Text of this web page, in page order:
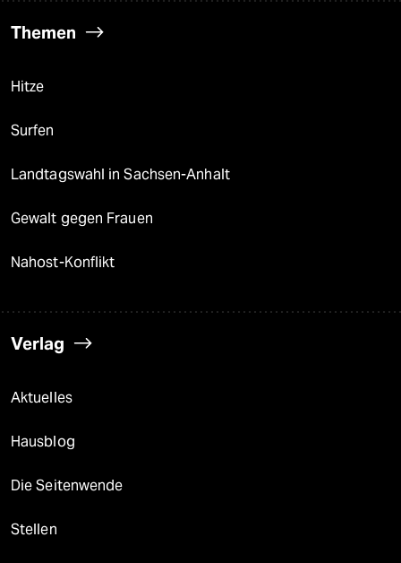
Themen
Hitze
Surfen
Landtagswahl in Sachsen-Anhalt
Gewalt gegen Frauen
Nahost-Konflikt
Verlag
Aktuelles
Hausblog
Die Seitenwende
Stellen